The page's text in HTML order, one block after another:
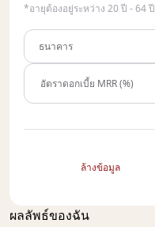
*อายุต้องอยู่ระหว่าง 20 ปี - 64 ปี
ธนาคาร
อัตราดอกเบี้ย MRR (%)
ล้างข้อมูล
ผลลัพธ์ของฉัน